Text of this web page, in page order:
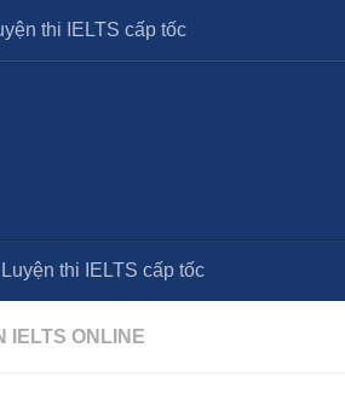
thi IELTS cấp tốc
Luyện thi IELTS cấp tốc
IELTS ONLINE